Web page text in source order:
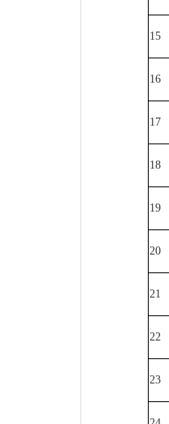
15
16
17
18
19
20
21
22
23